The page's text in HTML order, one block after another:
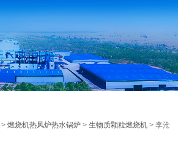
>燃烧机热风炉热水锅炉 >生物质颗粒燃烧机 > 李沧